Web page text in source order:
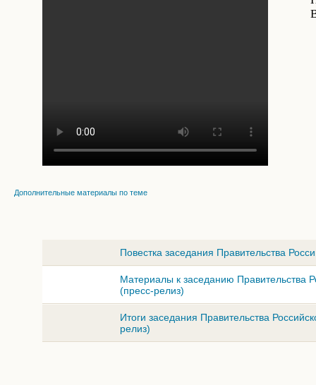
Дополнительные материалы по теме
Повестка заседания Правительства
Материалы к заседанию Правительства
(пресс-релиз)
Итоги заседания Правительства
релиз)